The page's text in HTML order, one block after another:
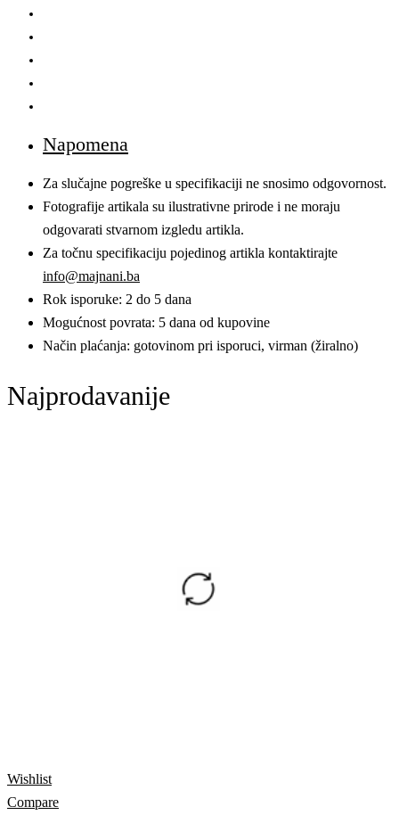
Napomena
Za slučajne pogreške u specifikaciji ne snosimo odgovornost.
Fotografije artikala su ilustrativne prirode i ne moraju
odgovarati stvarnom izgledu artikla.
Za točnu specifikaciju pojedinog artikla kontaktirajte
info@majnani.ba
Rok isporuke: 2 do 5 dana
Mogućnost povrata: 5 dana od kupovine
Način plaćanja: gotovinom pri isporuci, virman (žiralno)
Najprodavanije
Wishlist
Compare